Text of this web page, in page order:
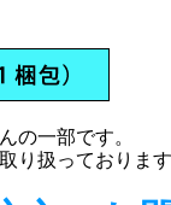
の一部です。
り扱っておりま